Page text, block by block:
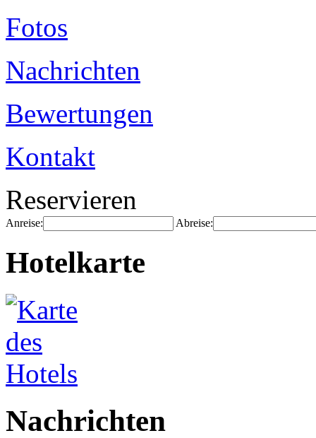
Fotos
Nachrichten
Bewertungen
Kontakt
Reservieren
Anreise: Abreise:
Hotelkarte
Nachrichten